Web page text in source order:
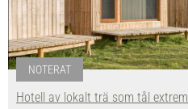
NOTERAT
Hotell av lokalt trä som tål